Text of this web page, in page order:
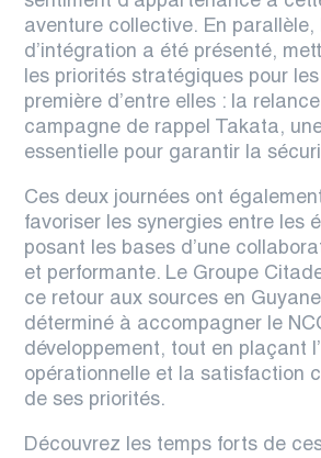
aventure collective. En parallèle,
d’intégration a été présenté,
les priorités stratégiques pour
première d’entre elles : la
campagne de rappel Takata,
essentielle pour garantir la
Ces deux journées ont
favoriser les synergies entre les
posant les bases d’une
et performante. Le Groupe
ce retour aux sources en
déterminé à accompagner le
développement, tout en plaçant
opérationnelle et la satisfaction
de ses priorités.
Découvrez les temps forts de